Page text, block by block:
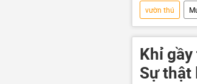
vườn thú
Khỉ
Sự thật